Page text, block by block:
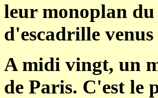
leur monoplan du
d'escadrille
A midi vingt, un
de Paris. C'est le